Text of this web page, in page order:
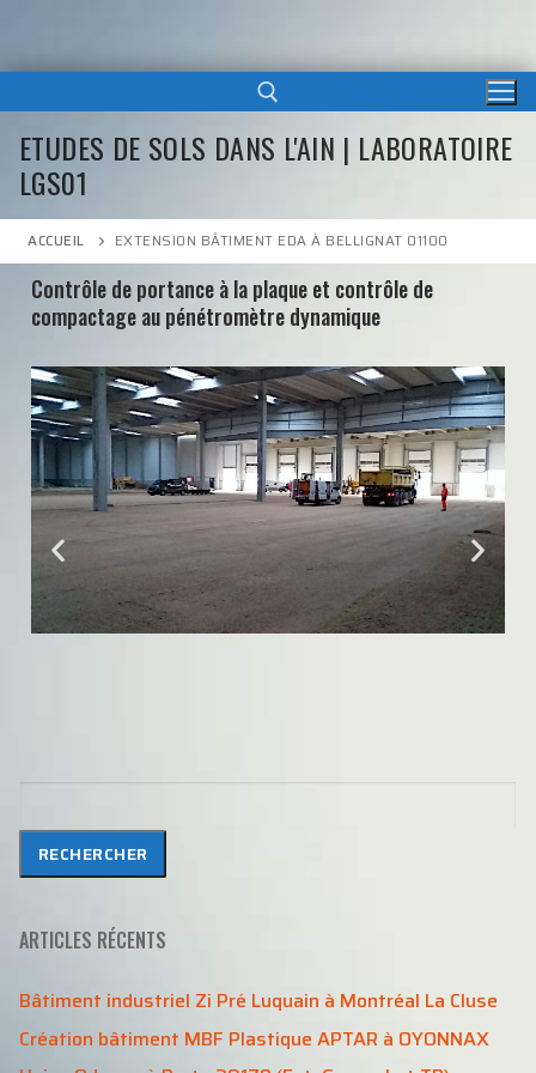
ETUDES DE SOLS DANS L'AIN | LABORATOIRE
LGS01
ACCUEIL EXTENSION BÂTIMENT EDA À BELLIGNAT 01100
Contrôle de portance à la plaque et contrôle de
compactage au pénétromètre dynamique
RECHERCHER
ARTICLES RÉCENTS
Bâtiment industriel Zi Pré Luquain à Montréal La Cluse
Création bâtiment MBF Plastique APTAR à OYONNAX